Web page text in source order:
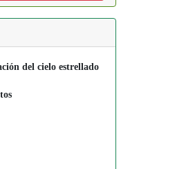
del cielo estrellado